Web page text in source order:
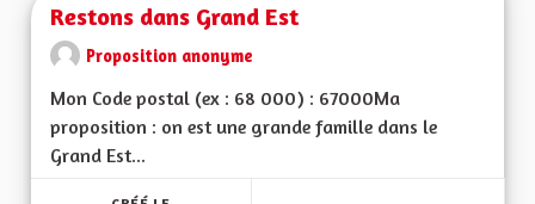
Restons dans Grand Est
Proposition anonyme
Mon Code postal (ex : 68 000) : 67000Ma
proposition : on est une grande famille dans le
Grand Est...